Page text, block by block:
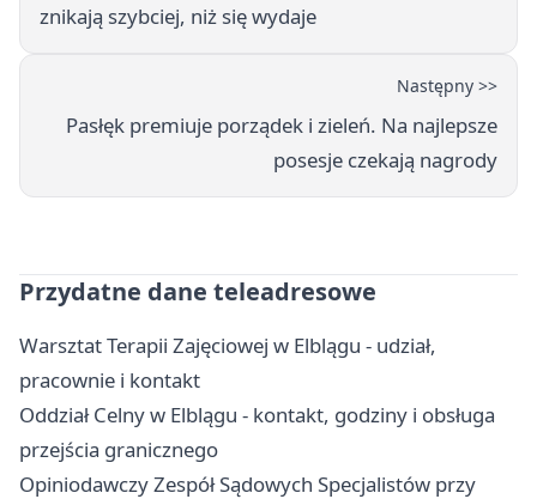
znikają szybciej, niż się wydaje
Następny >>
Pasłęk premiuje porządek i zieleń. Na najlepsze
posesje czekają nagrody
Przydatne dane teleadresowe
Warsztat Terapii Zajęciowej w Elblągu - udział,
pracownie i kontakt
Oddział Celny w Elblągu - kontakt, godziny i obsługa
przejścia granicznego
Opiniodawczy Zespół Sądowych Specjalistów przy